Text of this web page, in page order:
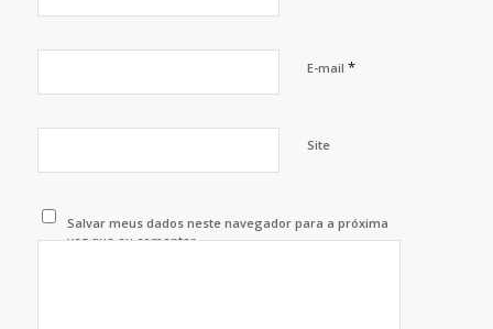
E-mail *
Site
Salvar meus dados neste navegador para a próxima
vez que eu comentar.